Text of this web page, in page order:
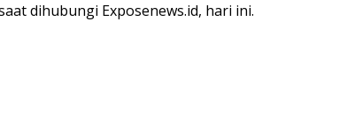
dihubungi Exposenews.id, hari ini.